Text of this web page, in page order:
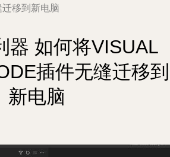
移到新电脑
器 如何将VISUAL
插件无缝迁移到
新电脑